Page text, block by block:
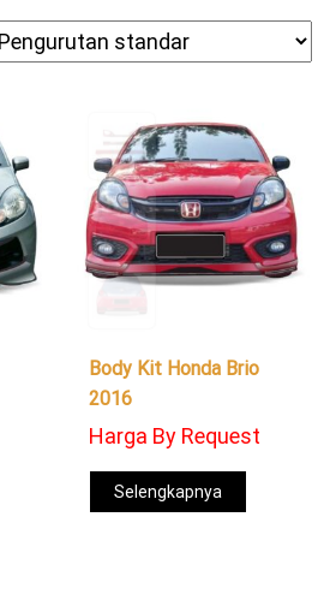
Body Kit Honda Brio
2016
Harga By Request
Selengkapnya